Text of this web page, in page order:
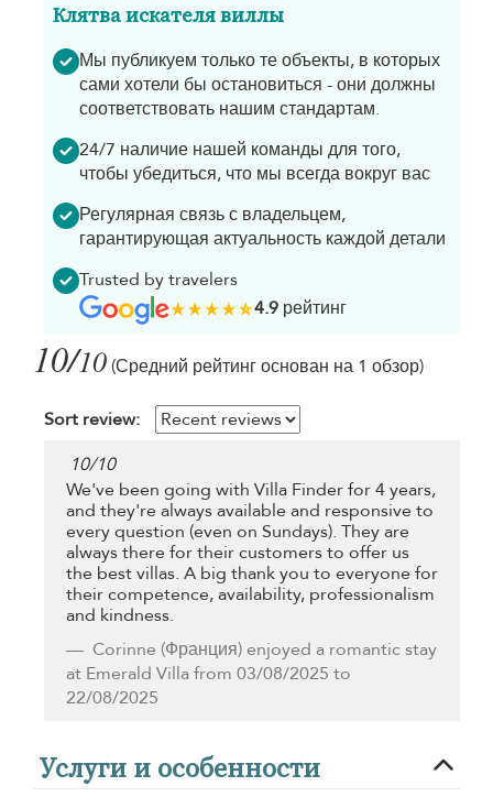
Клятва искателя виллы
Мы публикуем только те объекты, в которых
сами хотели бы остановиться - они должны
соответствовать нашим стандартам.
24/7 наличие нашей команды для того,
чтобы убедиться, что мы всегда вокруг вас
Регулярная связь с владельцем,
гарантирующая актуальность каждой детали
Trusted by travelers
4.9рейтинг
10/10 (Средний рейтинг основан на 1 обзор)
Sort review:
10/10
We've been going with Villa Finder for 4 years,
and they're always available and responsive to
every question (even on Sundays). They are
always there for their customers to offer us
the best villas. A big thank you to everyone for
their competence, availability, professionalism
and kindness.
Corinne (Франция) enjoyed a romantic stay
at Emerald Villa from 03/08/2025 to
22/08/2025
Услуги и особенности